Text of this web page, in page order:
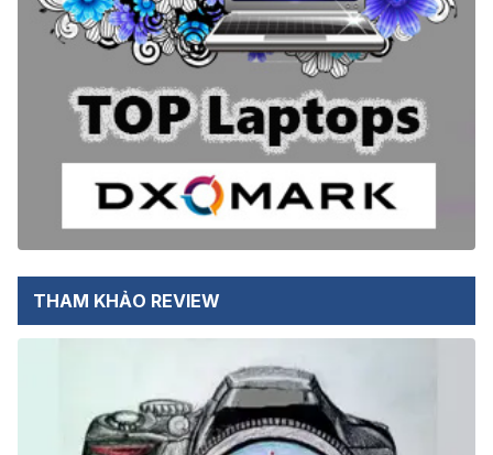
THAM KHẢO REVIEW